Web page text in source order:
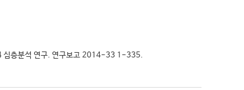
층분석 연구. 연구보고 2014-33 1-335.